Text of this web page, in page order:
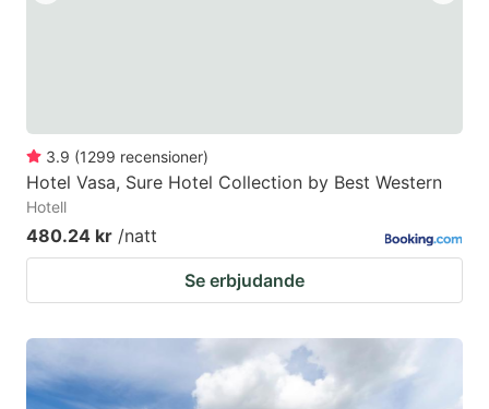
3.9 (1299 recensioner)
Hotel Vasa, Sure Hotel Collection by Best Western
Hotell
480.24 kr /natt
Se erbjudande